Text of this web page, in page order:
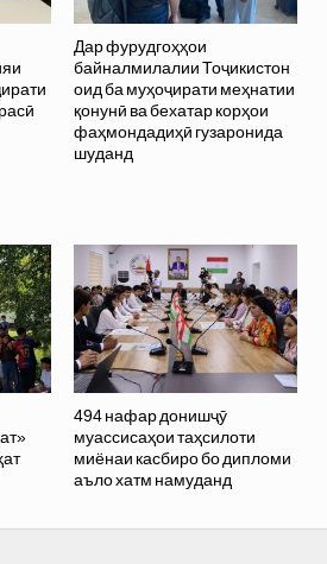
Дар фурудгоҳҳои
байналмилалии Тоҷикистон
оид ба муҳоҷирати меҳнатии
қонунӣ ва бехатар корҳои
фаҳмондадиҳӣ гузаронида
шуданд
494 нафар донишҷӯ
муассисаҳои таҳсилоти
миёнаи касбиро бо дипломи
аъло хатм намуданд